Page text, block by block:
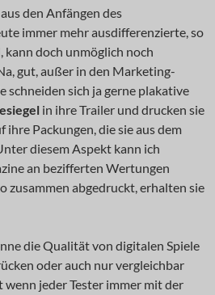
den Anfängen des
immer mehr ausdifferenzierte, so
doch unmöglich noch
gut, außer in den Marketing-
schneiden sich ja gerne plakative
in ihre Trailer und drucken sie
Packungen, die sie aus dem
diesem Aspekt kann ich
an bezifferten Wertungen
zusammen abgedruckt, erhalten sie
die Qualität von digitalen Spiele
oder auch nur vergleichbar
wenn jeder Tester immer mit der